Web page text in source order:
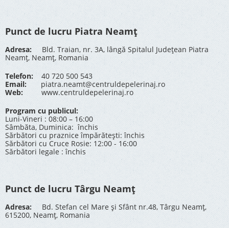
Punct de lucru Piatra Neamț
Adresa: Bld. Traian, nr. 3A, lângă Spitalul Județean Piatra
Neamț, Neamț, Romania
Telefon:40 720 500 543
Email:
piatra.neamt@centruldepelerinaj.ro
Web:
www.centruldepelerinaj.ro
Program cu publicul:
Luni-Vineri : 08:00 – 16:00
Sâmbăta, Duminica: închis
Sărbători cu praznice împărătești: închis
Sărbători cu Cruce Rosie: 12:00 - 16:00
Sărbători legale : închis
Punct de lucru Târgu Neamț
Adresa: Bd. Stefan cel Mare și Sfânt nr.48, Târgu Neamț,
615200, Neamț, Romania